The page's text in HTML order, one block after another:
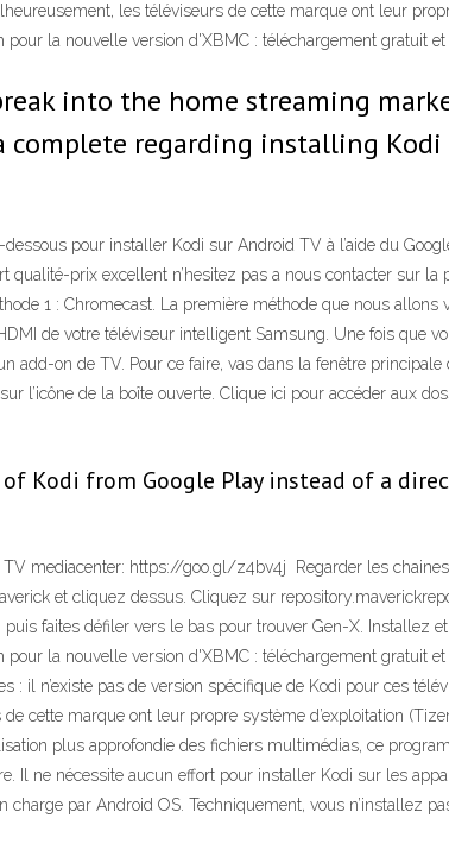
les téléviseurs de cette marque ont leur
la nouvelle version d'XBMC : téléchargement gratuit et
into the home streaming
regarding installing
pour installer Kodi sur Android TV à l’aide du
prix excellent n’hesitez pas a nous contacter sur
1 : Chromecast. La première méthode que nous allons
de votre téléviseur intelligent Samsung. Une fois que
add-on de TV. Pour ce faire, vas dans la fenêtre
l’icône de la boîte ouverte. Clique ici pour accéder aux
Kodi from Google Play instead of a
mediacenter: https://goo.gl/z4bv4j ️ Regarder les
et cliquez dessus. Cliquez sur
faites défiler vers le bas pour trouver Gen-X. Installez
la nouvelle version d'XBMC : téléchargement gratuit
il n’existe pas de version spécifique de Kodi pour ces
cette marque ont leur propre système d’exploitation
plus approfondie des fichiers multimédias, ce
Il ne nécessite aucun effort pour installer Kodi sur les
par Android OS. Techniquement, vous n’installez